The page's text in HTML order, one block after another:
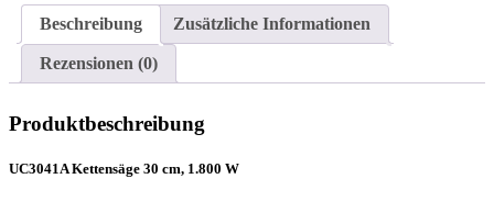
Beschreibung Zusätzliche Informationen
Rezensionen (0)
Produktbeschreibung
UC3041A Kettensäge 30 cm, 1.800 W